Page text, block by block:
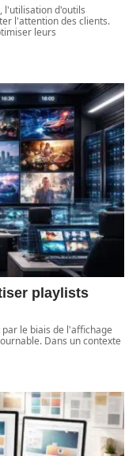
l'utilisation d'outils
l'attention des clients.
leurs
playlists
le biais de l'affichage
Dans un contexte